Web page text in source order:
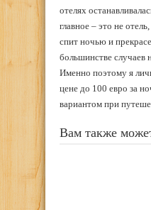
отелях
главное – это не
спит ночью и
большинстве случаев
Именно поэтому я
цене до 100 евро за
вариантом при
Вам также